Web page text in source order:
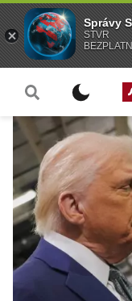
Správy
STVR